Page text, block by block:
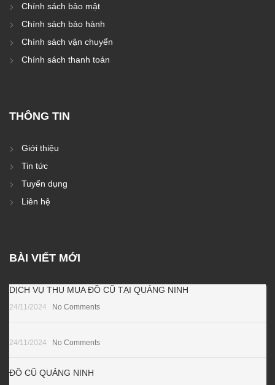
Chính sách bảo mật
Chính sách bảo hành
Chính sách vận chuyển
Chính sách thanh toán
THÔNG TIN
Giới thiệu
Tin tức
Tuyển dụng
Liên hệ
BÀI VIẾT MỚI
DỊCH VỤ THU MUA ĐỒ CŨ TẠI QUẢNG NINH
24/11/2024 No Comments
24/11/2024 No Comments
ĐỒ CŨ QUẢNG NINH